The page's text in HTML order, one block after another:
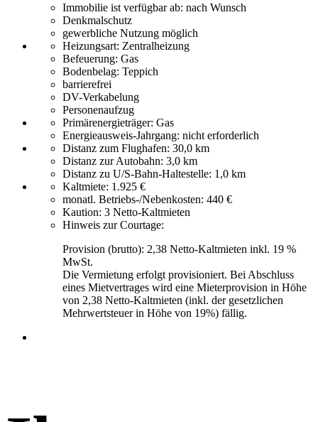
Immobilie ist verfügbar ab: nach Wunsch
Denkmalschutz
gewerbliche Nutzung möglich
Heizungsart: Zentralheizung
Befeuerung: Gas
Bodenbelag: Teppich
barrierefrei
DV-Verkabelung
Personenaufzug
Primärenergieträger: Gas
Energieausweis-Jahrgang: nicht erforderlich
Distanz zum Flughafen: 30,0 km
Distanz zur Autobahn: 3,0 km
Distanz zu U/S-Bahn-Haltestelle: 1,0 km
Kaltmiete: 1.925 €
monatl. Betriebs-/Nebenkosten: 440 €
Kaution: 3 Netto-Kaltmieten
Hinweis zur Courtage:
Provision (brutto): 2,38 Netto-Kaltmieten inkl. 19 %
MwSt.
Die Vermietung erfolgt provisioniert. Bei Abschluss
eines Mietvertrages wird eine Mieterprovision in Höhe
von 2,38 Netto-Kaltmieten (inkl. der gesetzlichen
Mehrwertsteuer in Höhe von 19%) fällig.